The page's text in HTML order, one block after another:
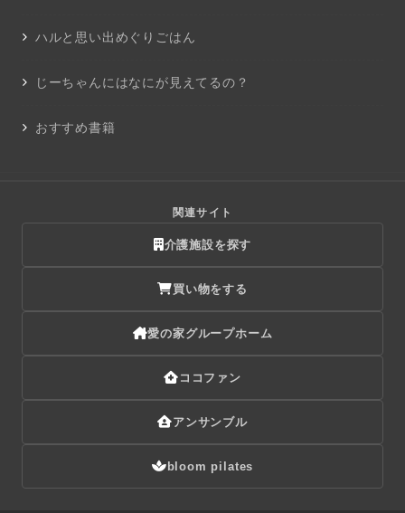
ハルと思い出めぐりごはん
じーちゃんにはなにが見えてるの？
おすすめ書籍
関連サイト
介護施設を探す
買い物をする
愛の家グループホーム
ココファン
アンサンブル
bloom pilates